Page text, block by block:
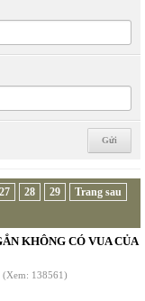
27 28 29
Trang sau
KHÔNG CÓ VUA CỦA
(Xem: 138561)